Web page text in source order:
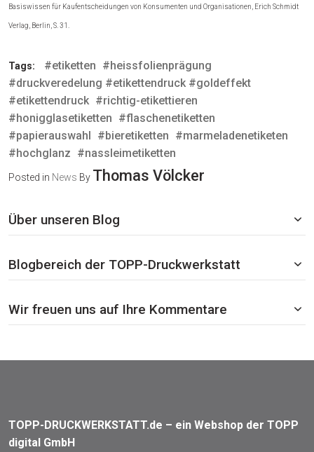
Basiswissen für Kaufentscheidungen von Konsumenten und Organisationen, Erich Schmidt
Verlag, Berlin, S. 31.
Tags: #etiketten #heissfolienprägung
#druckveredelung #etikettendruck #goldeffekt
#etikettendruck #richtig-etikettieren
#honigglasetiketten #flaschenetiketten
#papierauswahl #bieretiketten #marmeladenetiketen
#hochglanz #nassleimetiketten
Posted in News By Thomas Völcker
Über unseren Blog
Blogbereich der TOPP-Druckwerkstatt
Wir freuen uns auf Ihre Kommentare
TOPP-DRUCKWERKSTATT.de – ein Webshop der TOPP
digital GmbH